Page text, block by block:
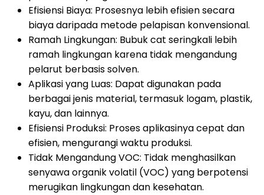
Efisiensi Biaya: Prosesnya lebih efisien secara
biaya daripada metode pelapisan konvensional.
Ramah Lingkungan: Bubuk cat seringkali lebih
ramah lingkungan karena tidak mengandung
pelarut berbasis solven.
Aplikasi yang Luas: Dapat digunakan pada
berbagai jenis material, termasuk logam, plastik,
kayu, dan lainnya.
Efisiensi Produksi: Proses aplikasinya cepat dan
efisien, mengurangi waktu produksi.
Tidak Mengandung VOC: Tidak menghasilkan
senyawa organik volatil (VOC) yang berpotensi
merugikan lingkungan dan kesehatan.